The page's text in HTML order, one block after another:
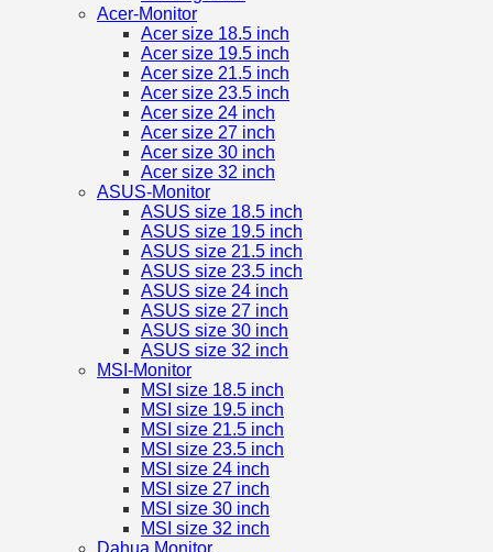
Acer-Monitor
Acer size 18.5 inch
Acer size 19.5 inch
Acer size 21.5 inch
Acer size 23.5 inch
Acer size 24 inch
Acer size 27 inch
Acer size 30 inch
Acer size 32 inch
ASUS-Monitor
ASUS size 18.5 inch
ASUS size 19.5 inch
ASUS size 21.5 inch
ASUS size 23.5 inch
ASUS size 24 inch
ASUS size 27 inch
ASUS size 30 inch
ASUS size 32 inch
MSI-Monitor
MSI size 18.5 inch
MSI size 19.5 inch
MSI size 21.5 inch
MSI size 23.5 inch
MSI size 24 inch
MSI size 27 inch
MSI size 30 inch
MSI size 32 inch